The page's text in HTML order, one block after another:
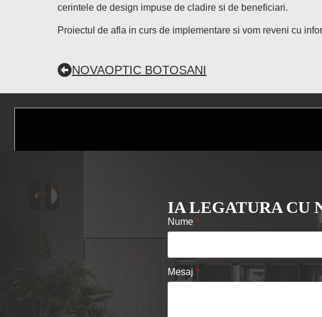
cerintele de design impuse de cladire si de beneficiari.
Proiectul de afla in curs de implementare si vom reveni cu
NOVAOPTIC BOTOSANI
IA LEGATURA CU
Nume *
Mesaj *